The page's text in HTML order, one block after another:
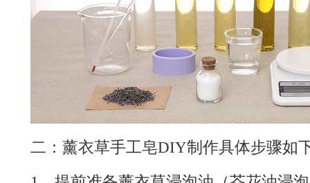
二：薰衣草手工皂DIY制作具体步骤如